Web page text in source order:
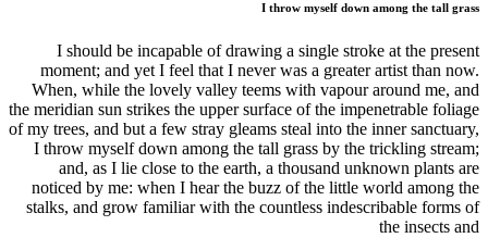
I throw myself down among the tall grass
I should be incapable of drawing a single stroke at the present
moment; and yet I feel that I never was a greater artist than now.
When, while the lovely valley teems with vapour around me, and
the meridian sun strikes the upper surface of the impenetrable foliage
of my trees, and but a few stray gleams steal into the inner sanctuary,
I throw myself down among the tall grass by the trickling stream;
and, as I lie close to the earth, a thousand unknown plants are
noticed by me: when I hear the buzz of the little world among the
stalks, and grow familiar with the countless indescribable forms of
the insects and